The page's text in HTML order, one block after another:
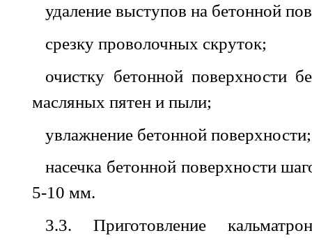
удаление выступов на бетонной
срезку проволочных скруток;
очистку бетонной поверхности
масляных пятен и пыли;
увлажнение бетонной поверхности;
насечка бетонной поверхности
5-10мм.
3.3.Приготовление